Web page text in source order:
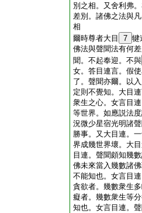
別之相。又舍利弗
差別。諸佛之法與
相
爾時尊者大目
7 犍
佛法與聲聞法有何
聞。不起奉迎。不與
女。答目連言。假
了。聲聞亦爾。以
定則不覺知。大目
衆生之心。女言目
等世界。如應説法
況微少星宿光明諸
勝事。又大目連。
界成幾世界壞。大
目連。聲聞頗知幾
佛未來當入幾數諸
不能知也。女言目
貪欲者。幾數衆生
癡者。幾數衆生等
知也。女言目連。